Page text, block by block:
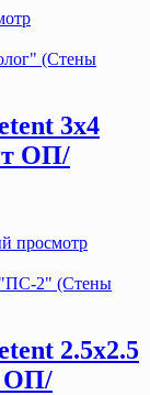
3х4
ОП/
просмотр
2.5х2.5
ОП/